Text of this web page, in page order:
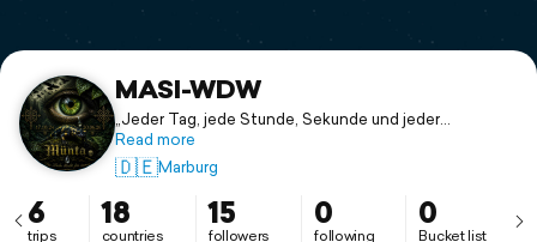
Support
MASI-WDW
„Jeder Tag, jede Stunde, Sekunde und jeder
Kilometer, Meter und Schritt beweisen mir, dass ich
stärker bin als mein Schmerz.“
Read more
🇩🇪Marburg
6
trips
18
countries
15
followers
0
following
0
Bucket list